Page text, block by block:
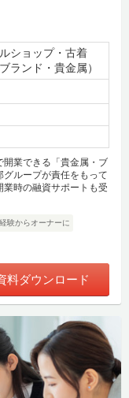
ショップ・古着
ランド・貴金属）
開業できる「貴金属・ブ
ループが責任をもって
時の融資サポートも受
験からオーナーに
料ダウンロード